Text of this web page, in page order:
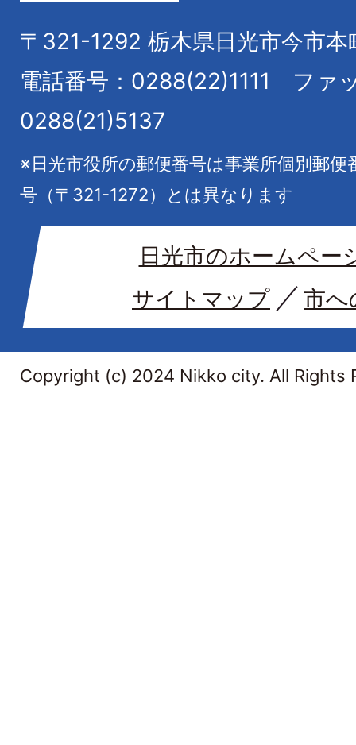
〒321-1292 栃木県日光市今市本
電話番号：0288(22)1111
ファ
0288(21)5137
※日光市役所の郵便番号は事業所個別郵
号（〒321-1272）とは異なります
日光市のホームペー
サイトマップ
市へ
Copyright (c) 2024 Nikko city. All Rights